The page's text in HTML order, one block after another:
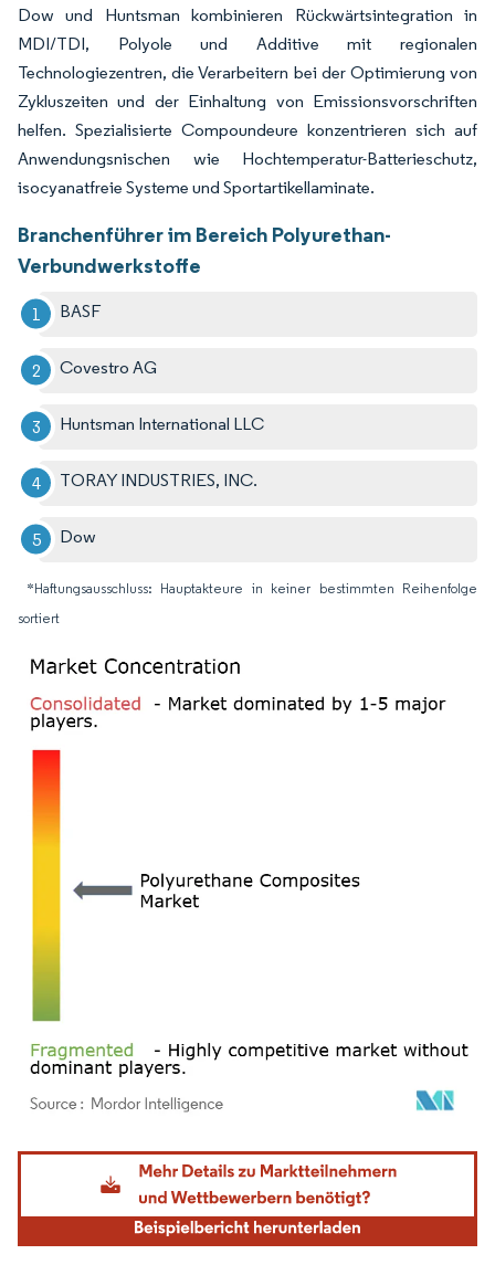
Dow und Huntsman kombinieren Rückwärtsintegration in
MDI/TDI, Polyole und Additive mit regionalen
Technologiezentren, die Verarbeitern bei der Optimierung von
Zykluszeiten und der Einhaltung von Emissionsvorschriften
helfen. Spezialisierte Compoundeure konzentrieren sich auf
Anwendungsnischen wie Hochtemperatur-Batterieschu­tz,
isocyanatfreie Systeme und Sportartikellami­nate.
Branchenführer im Bereich Polyurethan-
Verbundwerkstoffe
BASF
Covestro AG
Huntsman International LLC
TORAY INDUSTRIES, INC.
Dow
*Haftungsausschluss: Hauptakteure in keiner bestimmten Reihenfolge
sortiert
Bild © Mordor Intelligence. Wiederverwendung erfordert Namensnennung gemäß